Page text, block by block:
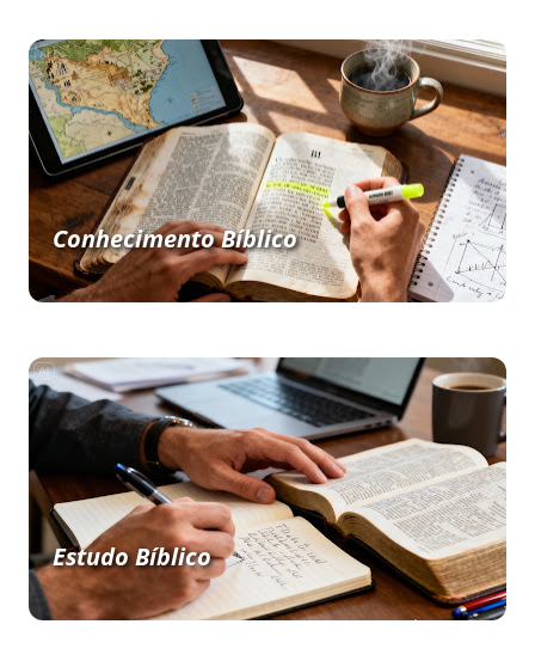
Conhecimento Bíblico
Estudo Bíblico